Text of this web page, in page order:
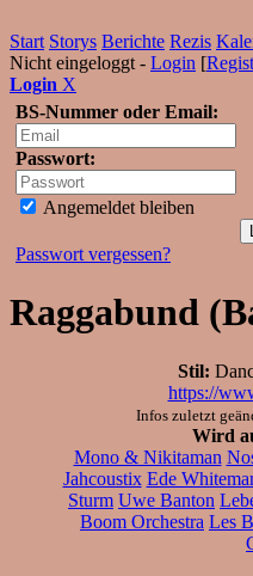
Start Storys Berichte Rezis
Nicht eingeloggt - Login [
Login X
BS-Nummer oder Email:
Passwort:
Angemeldet bleiben
Passwort vergessen?
Raggabund
Stil:
https://
Infos zuletzt
Wird
Mono & Nikitaman
Jahcoustix Ede
Sturm Uwe Banton
Boom Orchestra Les